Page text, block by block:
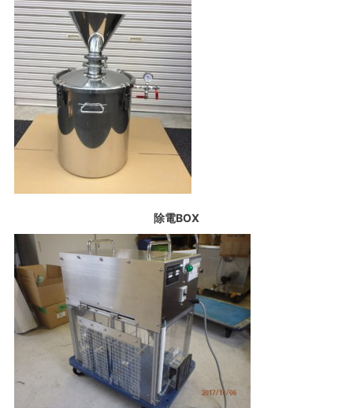
除電BOX